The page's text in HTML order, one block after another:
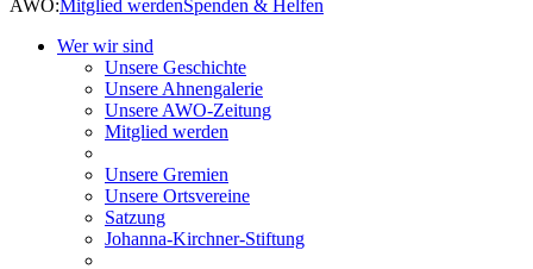
AWO:Mitglied werdenSpenden & Helfen
Wer wir sind
Unsere Geschichte
Unsere Ahnengalerie
Unsere AWO-Zeitung
Mitglied werden
Unsere Gremien
Unsere Ortsvereine
Satzung
Johanna-Kirchner-Stiftung